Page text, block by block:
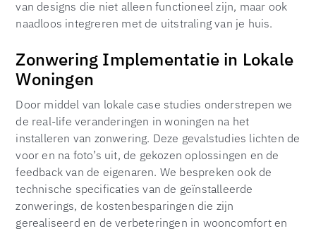
van designs die niet alleen functioneel zijn, maar ook
naadloos integreren met de uitstraling van je huis.
Zonwering Implementatie in Lokale
Woningen
Door middel van lokale case studies onderstrepen we
de real-life veranderingen in woningen na het
installeren van zonwering. Deze gevalstudies lichten de
voor en na foto’s uit, de gekozen oplossingen en de
feedback van de eigenaren. We bespreken ook de
technische specificaties van de geïnstalleerde
zonwerings, de kostenbesparingen die zijn
gerealiseerd en de verbeteringen in wooncomfort en